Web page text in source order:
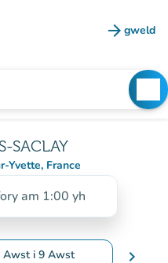
arrow_forward gweld
(tab
SACLAY
Yvette, France
Maps)
am 1:00 yh
Awst i 9 Awst chevron_right